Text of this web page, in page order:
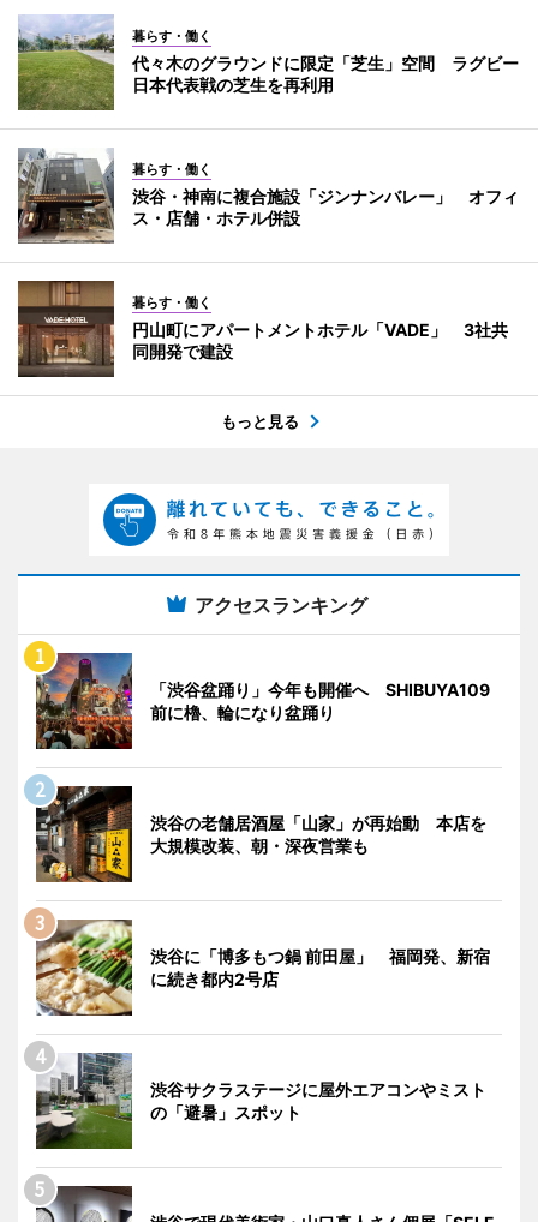
暮らす・働く
代々木のグラウンドに限定「芝生」空間 ラグビー
日本代表戦の芝生を再利用
暮らす・働く
渋谷・神南に複合施設「ジンナンバレー」 オフィ
ス・店舗・ホテル併設
暮らす・働く
円山町にアパートメントホテル「VADE」 3社共
同開発で建設
もっと見る
アクセスランキング
「渋谷盆踊り」今年も開催へ SHIBUYA109
前に櫓、輪になり盆踊り
渋谷の老舗居酒屋「山家」が再始動 本店を
大規模改装、朝・深夜営業も
渋谷に「博多もつ鍋 前田屋」 福岡発、新宿
に続き都内2号店
渋谷サクラステージに屋外エアコンやミスト
の「避暑」スポット